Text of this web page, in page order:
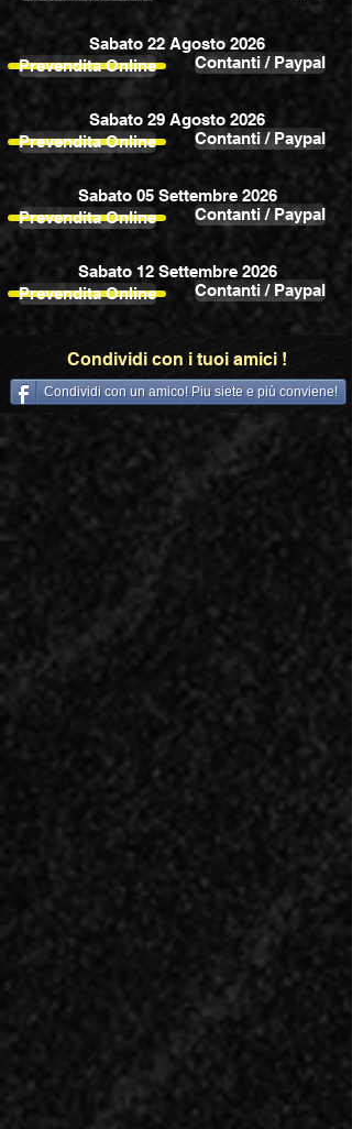
Sabato 22 Agosto 2026
Prevendita Online
Contanti / Paypal
Sabato 29 Agosto 2026
Prevendita Online
Contanti / Paypal
Sabato 05 Settembre 2026
Prevendita Online
Contanti / Paypal
Sabato 12 Settembre 2026
Prevendita Online
Contanti / Paypal
Condividi con i tuoi amici !
Condividi con un amico! Piu siete e più conviene!